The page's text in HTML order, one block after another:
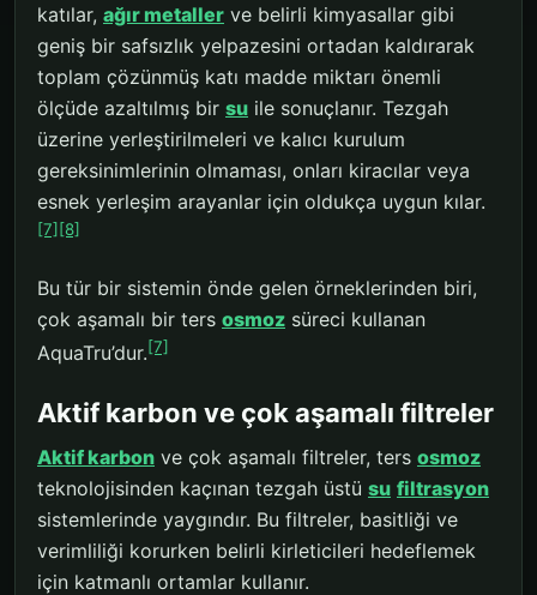
katılar, ağır metaller ve belirli kimyasallar gibi
geniş bir safsızlık yelpazesini ortadan kaldırarak
toplam çözünmüş katı madde miktarı önemli
ölçüde azaltılmış bir su ile sonuçlanır. Tezgah
üzerine yerleştirilmeleri ve kalıcı kurulum
gereksinimlerinin olmaması, onları kiracılar veya
esnek yerleşim arayanlar için oldukça uygun kılar.
[7] [8]
Bu tür bir sistemin önde gelen örneklerinden biri,
çok aşamalı bir ters osmoz süreci kullanan
AquaTru’dur.[7]
Aktif karbon ve çok aşamalı filtreler
Aktif karbon ve çok aşamalı filtreler, ters osmoz
teknolojisinden kaçınan tezgah üstü su filtrasyon
sistemlerinde yaygındır. Bu filtreler, basitliği ve
verimliliği korurken belirli kirleticileri hedeflemek
için katmanlı ortamlar kullanır.